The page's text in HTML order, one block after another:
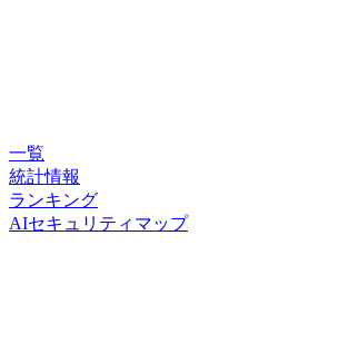
一覧
統計情報
ランキング
AIセキュリティマップ